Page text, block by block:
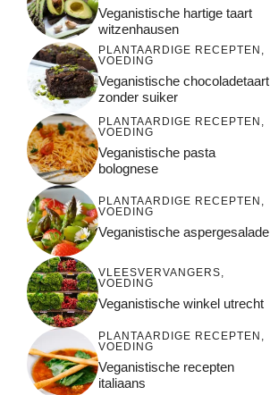
Veganistische hartige taart
witzenhausen
PLANTAARDIGE RECEPTEN ,
VOEDING
Veganistische chocoladetaart
zonder suiker
PLANTAARDIGE RECEPTEN ,
VOEDING
Veganistische pasta
bolognese
PLANTAARDIGE RECEPTEN ,
VOEDING
Veganistische aspergesalade
VLEESVERVANGERS,
VOEDING
Veganistische winkel utrecht
PLANTAARDIGE RECEPTEN ,
VOEDING
Veganistische recepten
italiaans